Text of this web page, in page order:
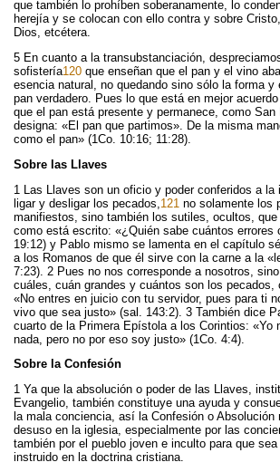
que también lo prohíben soberanamente, lo
herejía y se colocan con ello contra y sobre
Dios, etcétera.
5 En cuanto a la transubstanciación,
sofistería120 que enseñan que el pan y el vino
esencia natural, no quedando sino sólo la forma y
pan verdadero. Pues lo que está en mejor
que el pan está presente y permanece, como
designa: «El pan que partimos». De la misma
como el pan» (1Co. 10:16; 11:28).
Sobre las Llaves
1 Las Llaves son un oficio y poder conferidos a la
ligar y desligar los pecados, 121 no solamente los
manifiestos, sino también los sutiles, ocultos, que
como está escrito: «¿Quién sabe cuántos errores
19:12) y Pablo mismo se lamenta en el capítulo
a los Romanos de que él sirve con la carne a la
7:23). 2 Pues no nos corresponde a nosotros,
cuáles, cuán grandes y cuántos son los pecados,
«No entres en juicio con tu servidor, pues para ti
vivo que sea justo» (sal. 143:2). 3 También dice
cuarto de la Primera Epístola a los Corintios: «Yo
nada, pero no por eso soy justo» (1Co. 4:4).
Sobre la Confesión
1 Ya que la absolución o poder de las Llaves,
Evangelio, también constituye una ayuda y
la mala conciencia, así la Confesión o Absolución
desuso en la iglesia, especialmente por las
también por el pueblo joven e inculto para que
instruido en la doctrina cristiana.